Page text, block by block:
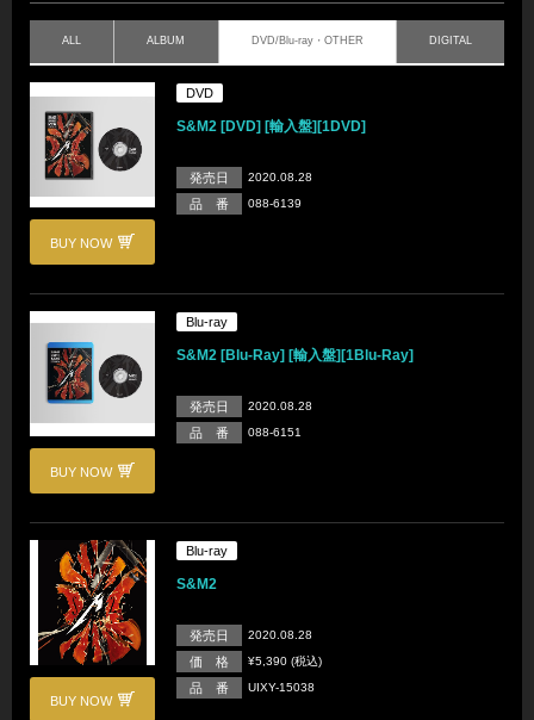
ALL ALBUM DVD/Blu-ray・OTHER DIGITAL
BUY NOW
DVD
S&M2 [DVD] [輸入盤][1DVD]
発売日 2020.08.28
品 番 088-6139
BUY NOW
Blu-ray
S&M2 [Blu-Ray] [輸入盤][1Blu-Ray]
発売日 2020.08.28
品 番 088-6151
BUY NOW
Blu-ray
S&M2
発売日 2020.08.28
価 格 ¥5,390 (税込)
品 番 UIXY-15038